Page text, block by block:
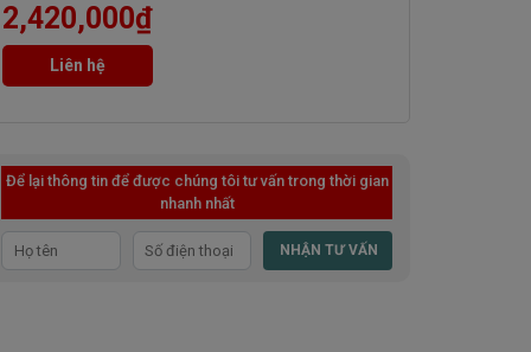
2,420,000₫
Liên hệ
Để lại thông tin để được chúng tôi tư vấn trong thời gian
nhanh nhất